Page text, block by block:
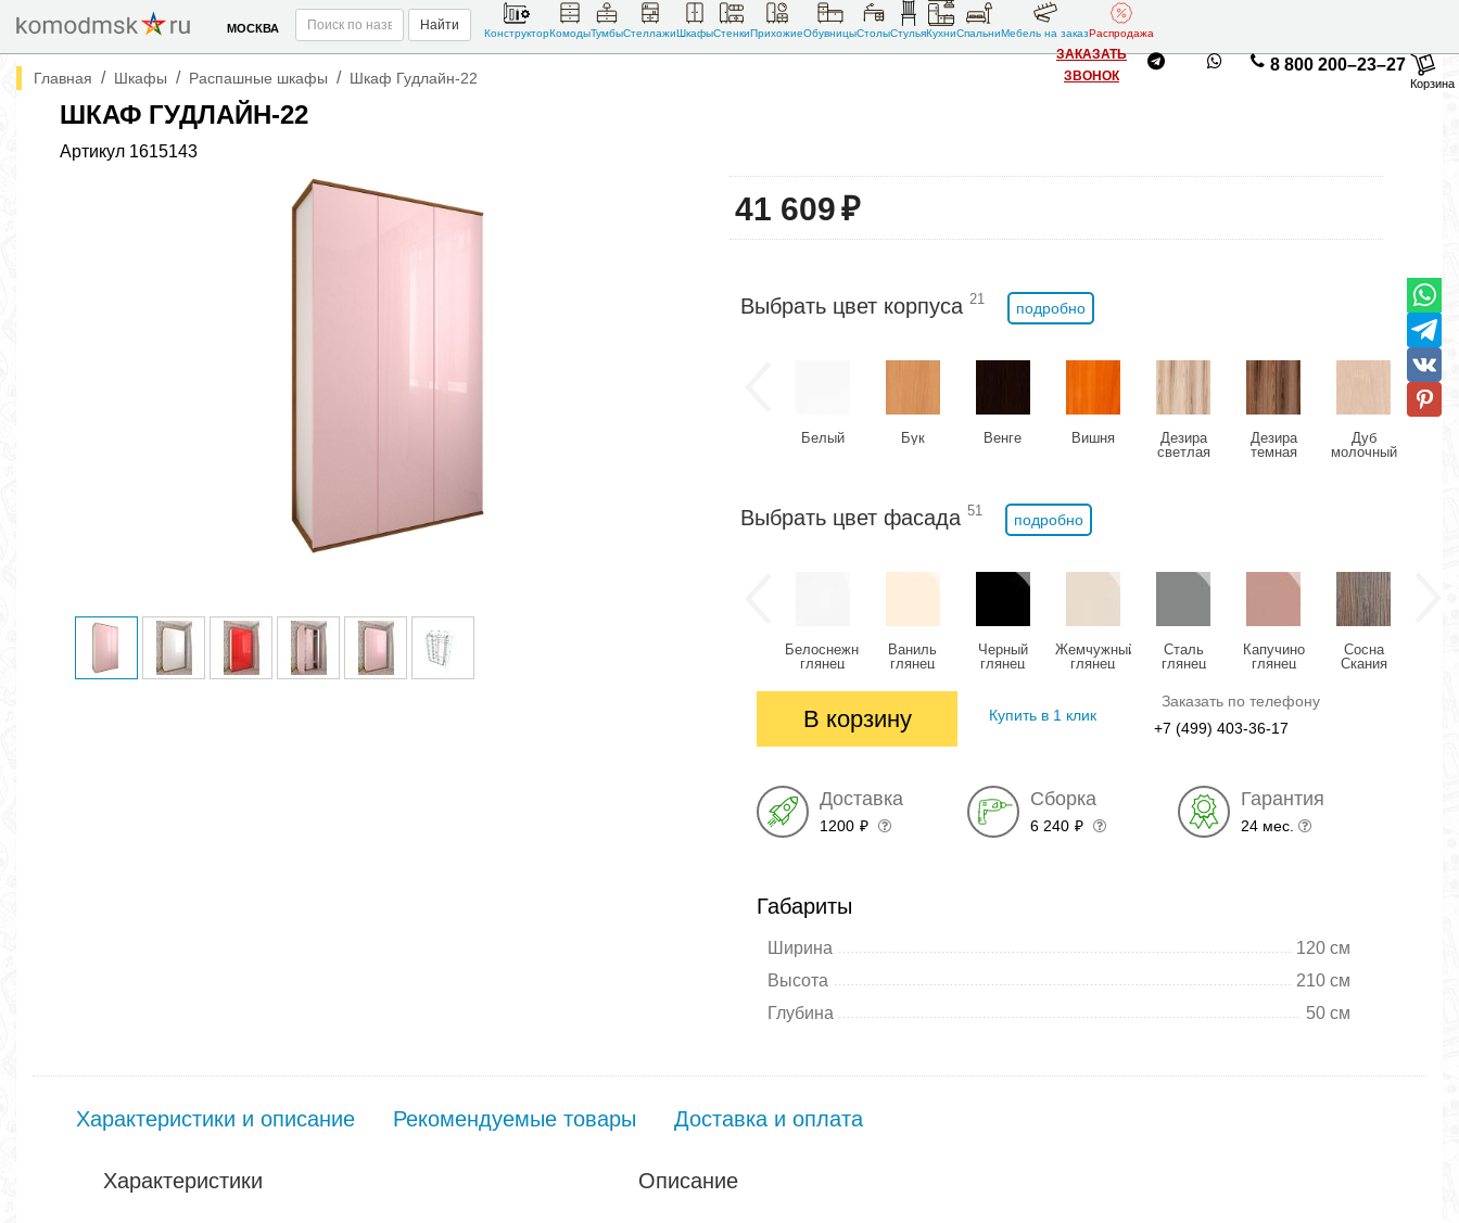
МОСКВА Найти
КонструкторКомодыТумбыСтеллажиШкафыСтенкиПрихожиеОбувницыСтолыСтульяКухниСпальниМебель на заказРаспродажа
ЗАКАЗАТЬ
ЗВОНОК
8 800 200–23–27
Корзина
Главная / Шкафы / Распашные шкафы / Шкаф Гудлайн-22
ШКАФ ГУДЛАЙН-22
Артикул 1615143
41 609₽
Выбрать цвет корпуса 21
подробно
Белый Бук Венге Вишня
Дезира
светлая
Дезира
темная
Дуб
молочный
Выбрать цвет фасада 51
подробно
Белоснежный
глянец
Ваниль
глянец
Черный
глянец
Жемчужный
глянец
Сталь
глянец
Капучино
глянец
Сосна
Скания
В корзину Купить в 1 клик
Заказать по телефону
+7 (499) 403-36-17
Доставка
1200 ₽
Сборка
6 240 ₽
Гарантия
24 мес.
Габариты
Ширина
120 см
Высота
210 см
Глубина
50 см
Характеристики и описание Рекомендуемые товары Доставка и оплата
Характеристики Описание